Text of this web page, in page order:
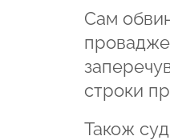
Сам
строки
Також